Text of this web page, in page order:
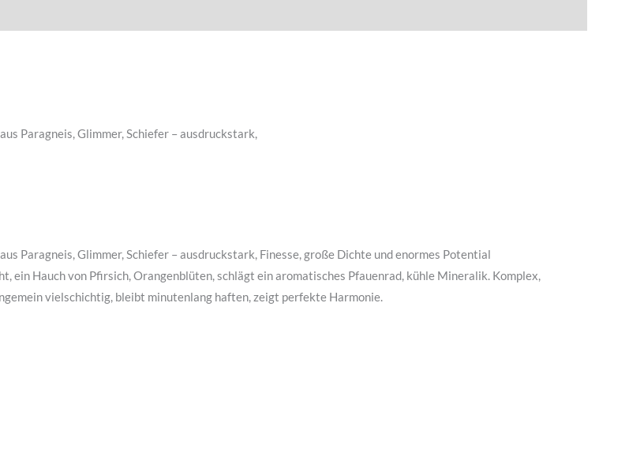
Paragneis, Glimmer, Schiefer – ausdruckstark,
Paragneis, Glimmer, Schiefer – ausdruckstark, Finesse, große Dichte und enormes Potential
ein Hauch von Pfirsich, Orangenblüten, schlägt ein aromatisches Pfauenrad, kühle Mineralik. Komplex,
vielschichtig, bleibt minutenlang haften, zeigt perfekte Harmonie.